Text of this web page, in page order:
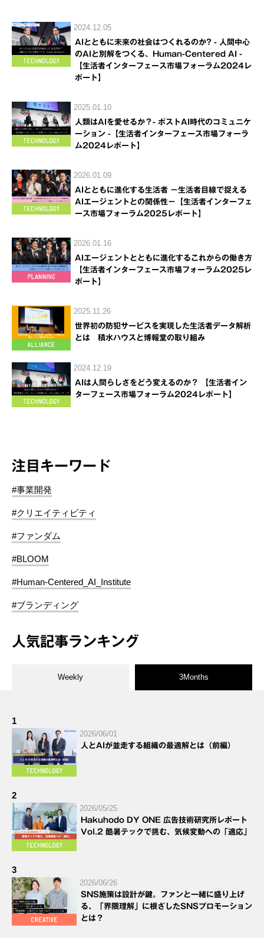
2024.12.05
AIとともに未来の社会はつくれるのか? - 人間中心
のAIと別解をつくる、Human-Centered AI -
【生活者インターフェース市場フォーラム2024レ
ポート】
2025.01.10
人類はAIを愛せるか？- ポストAI時代のコミュニケ
ーション -【生活者インターフェース市場フォーラ
ム2024レポート】
2026.01.09
AIとともに進化する生活者 －生活者目線で捉える
AIエージェントとの関係性－【生活者インターフェ
ース市場フォーラム2025レポート】
2026.01.16
AIエージェントとともに進化するこれからの働き方
【生活者インターフェース市場フォーラム2025レ
ポート】
2025.11.26
世界初の防犯サービスを実現した生活者データ解析
とは 積水ハウスと博報堂の取り組み
2024.12.19
AIは人間らしさをどう変えるのか？ 【生活者イン
ターフェース市場フォーラム2024レポート】
注目キーワード
#事業開発
#クリエイティビティ
#ファンダム
#BLOOM
#Human-Centered_AI_Institute
#ブランディング
人気記事ランキング
Weekly 3Months
1
2026/06/01
人とAIが並走する組織の最適解とは（前編）
2
2026/05/25
Hakuhodo DY ONE 広告技術研究所レポート
Vol.2 酷暑テックで挑む、気候変動への「適応」
3
2026/06/26
SNS施策は設計が鍵。ファンと一緒に盛り上げ
る、「界隈理解」に根ざしたSNSプロモーション
とは？